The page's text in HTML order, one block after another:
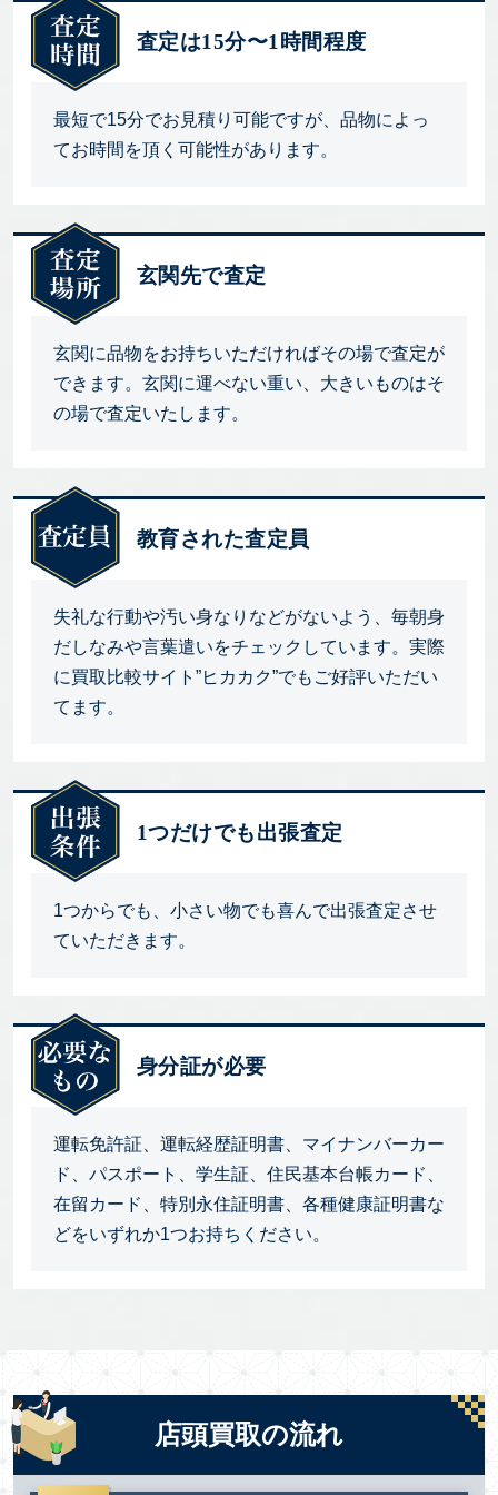
査定は15分〜1時間程度
最短で15分でお見積り可能ですが、品物によっ
てお時間を頂く可能性があります。
玄関先で査定
玄関に品物をお持ちいただければその場で査定が
できます。玄関に運べない重い、大きいものはそ
の場で査定いたします。
教育された査定員
失礼な行動や汚い身なりなどがないよう、毎朝身
だしなみや言葉遣いをチェックしています。実際
に買取比較サイト”ヒカカク”でもご好評いただい
てます。
1つだけでも出張査定
1つからでも、小さい物でも喜んで出張査定させ
ていただきます。
身分証が必要
運転免許証、運転経歴証明書、マイナンバーカー
ド、パスポート、学生証、住民基本台帳カード、
在留カード、特別永住証明書、各種健康証明書な
どをいずれか1つお持ちください。
店頭買取の流れ